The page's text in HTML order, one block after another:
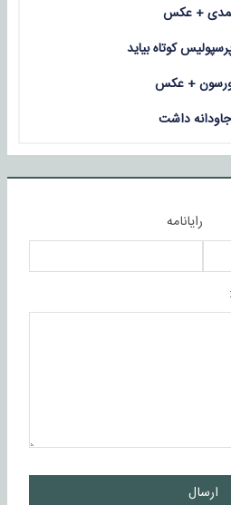
+ عکس
کوتاه بیاید
+ عکس
داشت
رایانامه
ارسال